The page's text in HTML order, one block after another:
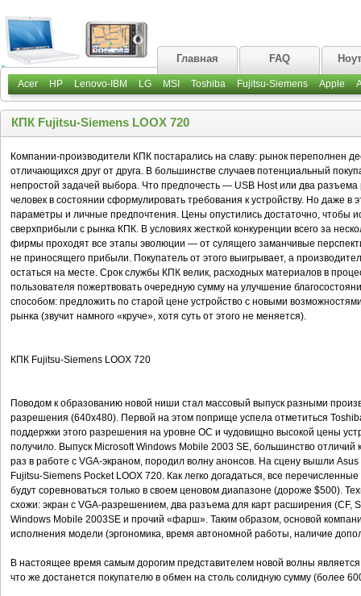
Главная FAQ
Acer HP Lenovo-IBM LG MSI Toshiba Fujitsu-Siemens Apple
КПК Fujitsu-Siemens LOOX 720
Компании-производители КПК постарались на славу: рынок переполнен
отличающихся друг от друга. В большинстве случаев потенциальный
непростой задачей выбора. Что предпочесть — USB Host или два
человек в состоянии сформулировать требования к устройству. Но даже
параметры и личные предпочтения. Цены опустились достаточно, чтобы
сверхприбыли с рынка КПК. В условиях жесткой конкуренции всего за
фирмы проходят все этапы эволюции — от сулящего заманчивые
не приносящего прибыли. Покупатель от этого выигрывает, а
остаться на месте. Срок службы КПК велик, расходных материалов в
пользователя пожертвовать очередную сумму на улучшение
способом: предложить по старой цене устройство с новыми
рынка (звучит намного «круче», хотя суть от этого не меняется).
КПК Fujitsu-Siemens LOOX 720
Поводом к образованию новой ниши стал массовый выпуск разными
разрешения (640x480). Первой на этом поприще успела отметиться
поддержки этого разрешения на уровне ОС и чудовищно высокой цены
получило. Выпуск Microsoft Windows Mobile 2003 SE, большинство
раз в работе с VGA-экраном, породил волну анонсов. На сцену вышли
Fujitsu-Siemens Pocket LOOX 720. Как легко догадаться, все
будут соревноваться только в своем ценовом диапазоне (дороже $500).
схожи: экран с VGA-разрешением, два разъема для карт расширения (CF,
Windows Mobile 2003SE и прочий «фарш». Таким образом, основой
исполнения модели (эргономика, время автономной работы, наличие
В настоящее время самым дорогим представителем новой волны
что же достанется покупателю в обмен на столь солидную сумму (более